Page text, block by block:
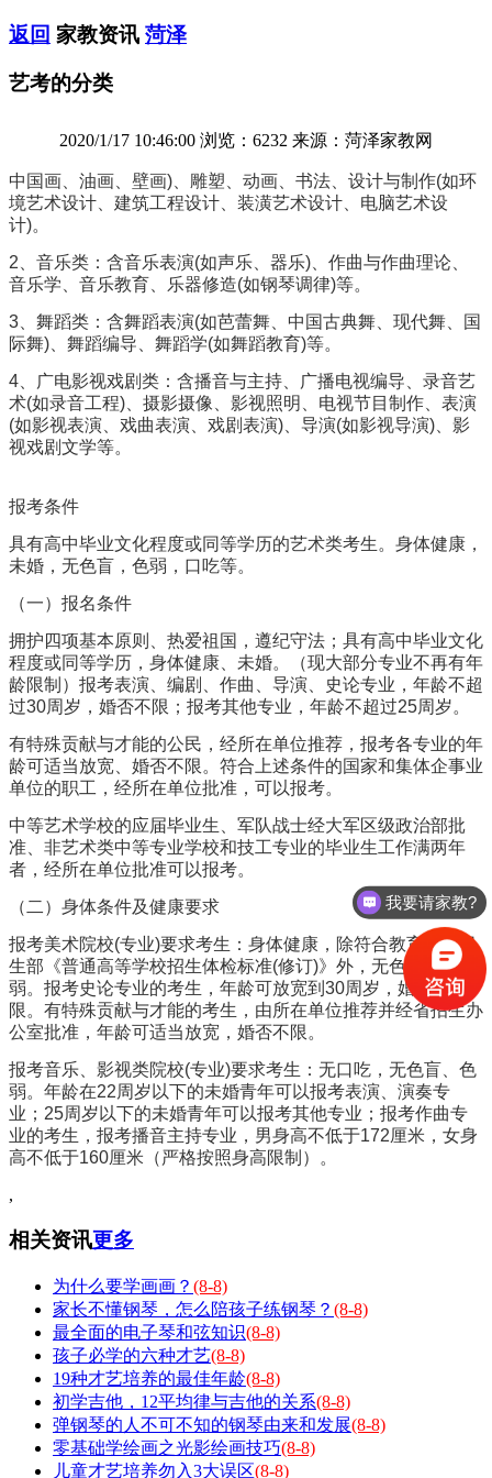
返回 家教资讯 菏泽
艺考的分类
2020/1/17 10:46:00 浏览：6232 来源：菏泽家教网
中国画、油画、壁画)、雕塑、动画、书法、设计与制作(如环
境艺术设计、建筑工程设计、装潢艺术设计、电脑艺术设
计)。
2、音乐类：含音乐表演(如声乐、器乐)、作曲与作曲理论、
音乐学、音乐教育、乐器修造(如钢琴调律)等。
3、舞蹈类：含舞蹈表演(如芭蕾舞、中国古典舞、现代舞、国
际舞)、舞蹈编导、舞蹈学(如舞蹈教育)等。
4、广电影视戏剧类：含播音与主持、广播电视编导、录音艺
术(如录音工程)、摄影摄像、影视照明、电视节目制作、表演
(如影视表演、戏曲表演、戏剧表演)、导演(如影视导演)、影
视戏剧文学等。
报考条件
具有高中毕业文化程度或同等学历的艺术类考生。身体健康，
未婚，无色盲，色弱，口吃等。
（一）报名条件
拥护四项基本原则、热爱祖国，遵纪守法；具有高中毕业文化
程度或同等学历，身体健康、未婚。（现大部分专业不再有年
龄限制）报考表演、编剧、作曲、导演、史论专业，年龄不超
过30周岁，婚否不限；报考其他专业，年龄不超过25周岁。
有特殊贡献与才能的公民，经所在单位推荐，报考各专业的年
龄可适当放宽、婚否不限。符合上述条件的国家和集体企事业
单位的职工，经所在单位批准，可以报考。
中等艺术学校的应届毕业生、军队战士经大军区级政治部批
准、非艺术类中等专业学校和技工专业的毕业生工作满两年
者，经所在单位批准可以报考。
（二）身体条件及健康要求
报考美术院校(专业)要求考生：身体健康，除符合教育部、卫
生部《普通高等学校招生体检标准(修订)》外，无色盲、色
弱。报考史论专业的考生，年龄可放宽到30周岁，婚否不
限。有特殊贡献与才能的考生，由所在单位推荐并经省招生办
公室批准，年龄可适当放宽，婚否不限。
报考音乐、影视类院校(专业)要求考生：无口吃，无色盲、色
弱。年龄在22周岁以下的未婚青年可以报考表演、演奏专
业；25周岁以下的未婚青年可以报考其他专业；报考作曲专
业的考生，报考播音主持专业，男身高不低于172厘米，女身
高不低于160厘米（严格按照身高限制）。
,
相关资讯更多
为什么要学画画？ (8-8)
家长不懂钢琴，怎么陪孩子练钢琴？ (8-8)
最全面的电子琴和弦知识(8-8)
孩子必学的六种才艺(8-8)
19种才艺培养的最佳年龄(8-8)
初学吉他，12平均律与吉他的关系(8-8)
弹钢琴的人不可不知的钢琴由来和发展(8-8)
零基础学绘画之光影绘画技巧(8-8)
儿童才艺培养勿入3大误区(8-8)
我要请家教?